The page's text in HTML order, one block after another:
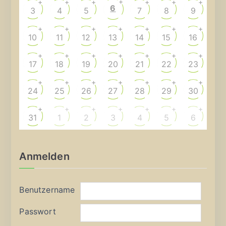
3
+
4
+
5
+
6 7
+
8
+
9
+
10
+
11
+
12
+
13
+
14
+
15
+
16
+
17
+
18
+
19
+
20
+
21
+
22
+
23
+
24
+
25
+
26
+
27
+
28
+
29
+
30
+
31
+
1
+
2
+
3
+
4
+
5
+
6
+
Anmelden
Benutzername
Passwort